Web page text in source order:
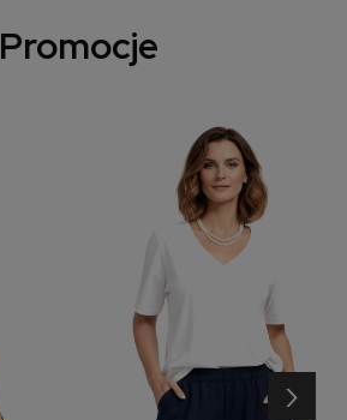
Promocje
›